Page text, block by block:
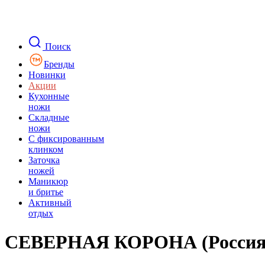
Поиск
Бренды
Новинки
Акции
Кухонные
ножи
Складные
ножи
C фиксированным
клинком
Заточка
ножей
Маникюр
и бритье
Активный
отдых
СЕВЕРНАЯ КОРОНА